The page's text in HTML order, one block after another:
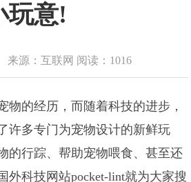
玩意!
来源：互联网 阅读：1016
物的经历，而随着科技的进步，
许多专门为宠物设计的新鲜玩
的行踪、帮助宠物喂食、甚至还
外科技网站pocket-lint就为大家搜